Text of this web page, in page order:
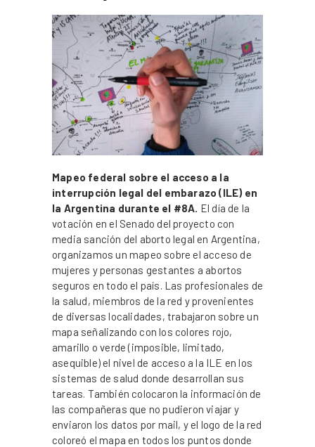
Mapeo federal sobre el acceso a la
interrupción legal del embarazo (ILE) en
la Argentina durante el #8A. El día de la
votación en el Senado del proyecto con
media sanción del aborto legal en Argentina,
organizamos un mapeo sobre el acceso de
mujeres y personas gestantes a abortos
seguros en todo el país. Las profesionales de
la salud, miembros de la red y provenientes
de diversas localidades, trabajaron sobre un
mapa señalizando con los colores rojo,
amarillo o verde (imposible, limitado,
asequible) el nivel de acceso a la ILE en los
sistemas de salud donde desarrollan sus
tareas. También colocaron la información de
las compañeras que no pudieron viajar y
enviaron los datos por mail, y el logo de la red
coloreó el mapa en todos los puntos donde